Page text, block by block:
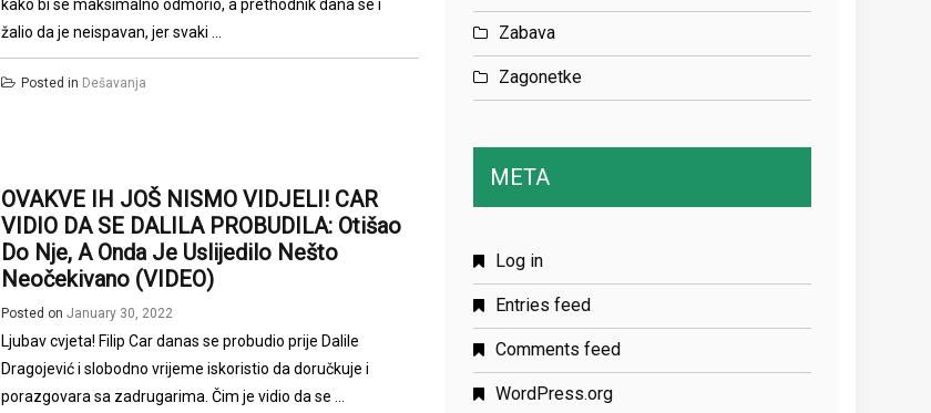
kako bi se maksimalno odmorio, a prethodnik dana se i
žalio da je neispavan, jer svaki ...
Posted in Dešavanja
OVAKVE IH JOŠ NISMO VIDJELI! CAR
VIDIO DA SE DALILA PROBUDILA: Otišao
Do Nje, A Onda Je Uslijedilo Nešto
Neočekivano (VIDEO)
Posted onJanuary 30, 2022
Ljubav cvjeta! Filip Car danas se probudio prije Dalile
Dragojević i slobodno vrijeme iskoristio da doručkuje i
porazgovara sa zadrugarima. Čim je vidio da se ...
Zabava
Zagonetke
META
Log in
Entries feed
Comments feed
WordPress.org